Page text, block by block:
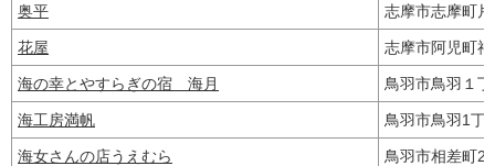
奥平 志摩市志摩町
花屋 志摩市阿児町
海の幸とやすらぎの宿 海月 鳥羽市鳥羽１
海工房満帆 鳥羽市鳥羽1
海女さんの店うえむら 鳥羽市相差町